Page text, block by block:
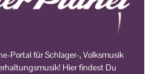
Portal für Schlager-, Volksmusik
Hier findest Du